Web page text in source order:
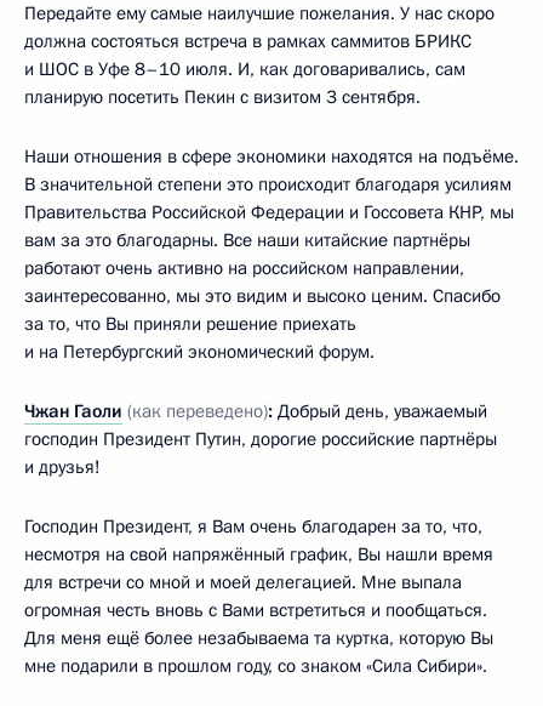
Передайте ему самые наилучшие пожелания. У нас скоро
должна состояться встреча в рамках саммитов БРИКС
и ШОС в Уфе 8–10 июля. И, как договаривались, сам
планирую посетить Пекин с визитом 3 сентября.
Наши отношения в сфере экономики находятся на подъёме.
В значительной степени это происходит благодаря усилиям
Правительства Российской Федерации и Госсовета КНР, мы
вам за это благодарны. Все наши китайские партнёры
работают очень активно на российском направлении,
заинтересованно, мы это видим и высоко ценим. Спасибо
за то, что Вы приняли решение приехать
и на Петербургский экономический форум.
Чжан Гаоли (как переведено): Добрый день, уважаемый
господин Президент Путин, дорогие российские партнёры
и друзья!
Господин Президент, я Вам очень благодарен за то, что,
несмотря на свой напряжённый график, Вы нашли время
для встречи со мной и моей делегацией. Мне выпала
огромная честь вновь с Вами встретиться и пообщаться.
Для меня ещё более незабываема та куртка, которую Вы
мне подарили в прошлом году, со знаком «Сила Сибири».